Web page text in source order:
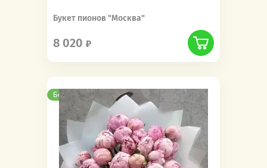
Букет пионов "Москва"
8 020
Бесплатная доставка